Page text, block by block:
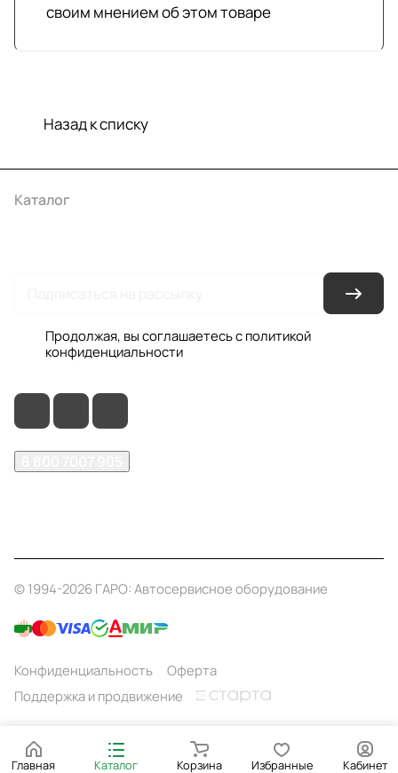
своим мнением об этом товаре
Назад к списку
Каталог
Продолжая, вы соглашаетесь с политикой
конфиденциальности
© 1994-2026 ГАРО: Автосервисное оборудование
Конфиденциальность
Оферта
Поддержка и продвижение
Главная Каталог Корзина Избранные Кабинет